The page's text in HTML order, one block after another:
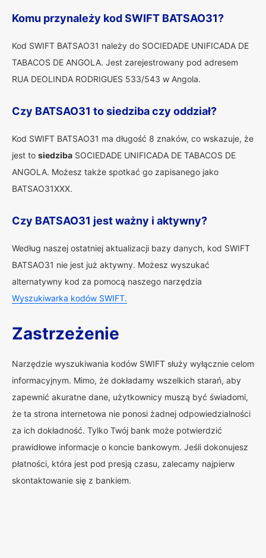
Komu przynależy kod SWIFT BATSAO31?
Kod SWIFT BATSAO31 należy do SOCIEDADE UNIFICADA DE
TABACOS DE ANGOLA. Jest zarejestrowany pod adresem
RUA DEOLINDA RODRIGUES 533/543 w Angola.
Czy BATSAO31 to siedziba czy oddział?
Kod SWIFT BATSAO31 ma długość 8 znaków, co wskazuje, że
jest to siedziba SOCIEDADE UNIFICADA DE TABACOS DE
ANGOLA. Możesz także spotkać go zapisanego jako
BATSAO31XXX.
Czy BATSAO31 jest ważny i aktywny?
Według naszej ostatniej aktualizacji bazy danych, kod SWIFT
BATSAO31 nie jest już aktywny. Możesz wyszukać
alternatywny kod za pomocą naszego narzędzia
Wyszukiwarka kodów SWIFT.
Zastrzeżenie
Narzędzie wyszukiwania kodów SWIFT służy wyłącznie celom
informacyjnym. Mimo, że dokładamy wszelkich starań, aby
zapewnić akuratne dane, użytkownicy muszą być świadomi,
że ta strona internetowa nie ponosi żadnej odpowiedzialności
za ich dokładność. Tylko Twój bank może potwierdzić
prawidłowe informacje o koncie bankowym. Jeśli dokonujesz
płatności, która jest pod presją czasu, zalecamy najpierw
skontaktowanie się z bankiem.